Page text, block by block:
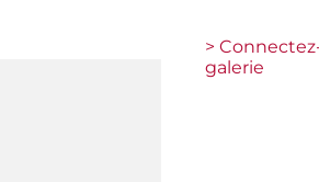
>
galerie